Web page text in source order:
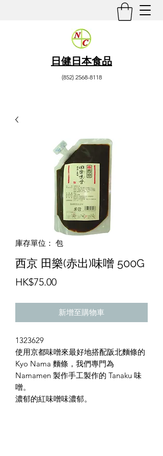
日健日本食品
(852) 2568-8118
庫存單位： 包
西京 田樂(赤出)味噌 500G
HK$75.00價
新增至購物車
1323629
使用京都味噌來最好地搭配阪北麵條的
Kyo Nama 麵條，我們專門為
Namamen 製作手工製作的 Tanaku 味
噌。
濃郁的紅味噌味濃郁。